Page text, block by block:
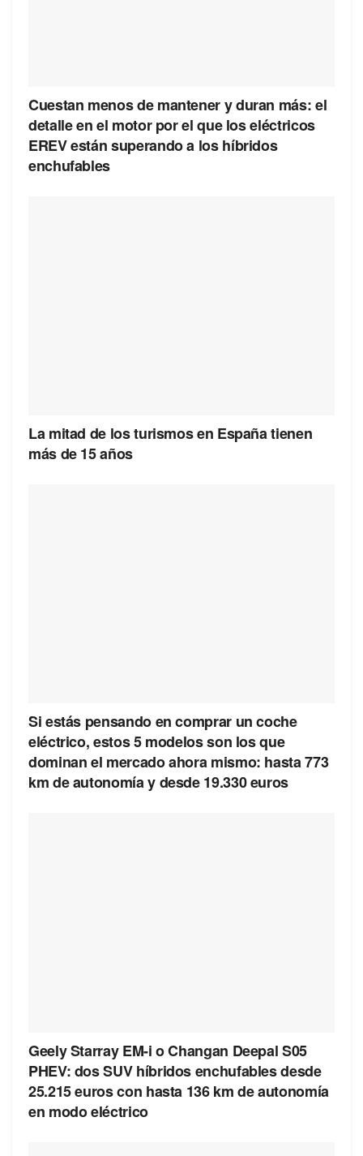
Cuestan menos de mantener y duran más: el
detalle en el motor por el que los eléctricos
EREV están superando a los híbridos
enchufables
La mitad de los turismos en España tienen
más de 15 años
Si estás pensando en comprar un coche
eléctrico, estos 5 modelos son los que
dominan el mercado ahora mismo: hasta 773
km de autonomía y desde 19.330 euros
Geely Starray EM-i o Changan Deepal S05
PHEV: dos SUV híbridos enchufables desde
25.215 euros con hasta 136 km de autonomía
en modo eléctrico